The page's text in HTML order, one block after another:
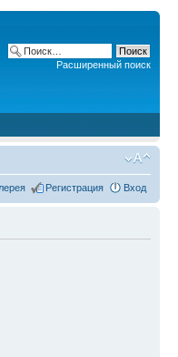
Расширенный поиск
Регистрация Вход